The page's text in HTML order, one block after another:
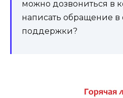
можно дозвониться в
написать обращение в
поддержки?